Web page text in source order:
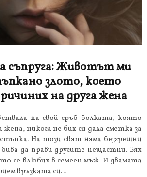
съпруга: Животът ми
злото, което
на друга жена
на свой гръб болката, която
жена, никога не бих си дала сметка за
На този свят няма безгрешни
да прави другите нещастни. Бях
се влюбих в семеен мъж. И двамата
връзката си…